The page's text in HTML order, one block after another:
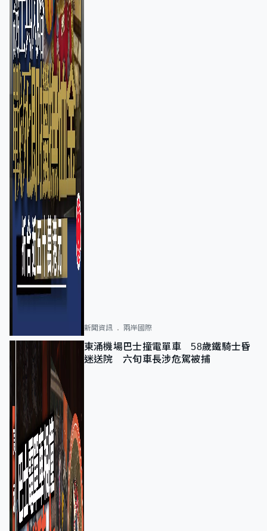
新聞資訊 兩岸國際
東涌機場巴士撞電單車 58歲鐵騎士昏
迷送院 六旬車長涉危駕被捕